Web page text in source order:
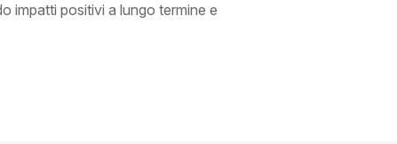
impatti positivi a lungo termine e